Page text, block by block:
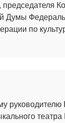
Думы
по
руководителю